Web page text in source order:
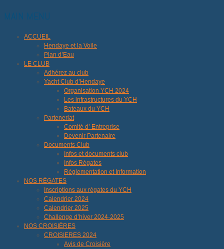
MAIN MENU
ACCUEIL
Hendaye et la Voile
Plan d’Eau
LE CLUB
Adhérez au club
Yacht Club d’Hendaye
Organisation YCH 2024
Les infrastructures du YCH
Bateaux du YCH
Parteneriat
Comité d’ Entreprise
Devenir Partenaire
Documents Club
Infos et documents club
Infos Régates
Réglementation et Information
NOS RÉGATES
Inscriptions aux régates du YCH
Calendrier 2024
Calendrier 2025
Challenge d’hiver 2024-2025
NOS CROISIÈRES
CROISIERES 2024
Avis de Croisière